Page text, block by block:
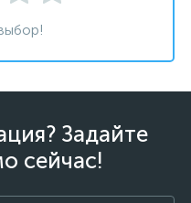
Задайте
сейчас!